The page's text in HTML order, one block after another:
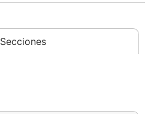
Secciones